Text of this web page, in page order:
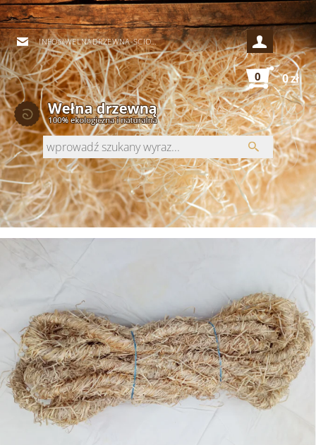
INFO@WELNADRZEWNA-SCIOLKI.PL
0 0 zł